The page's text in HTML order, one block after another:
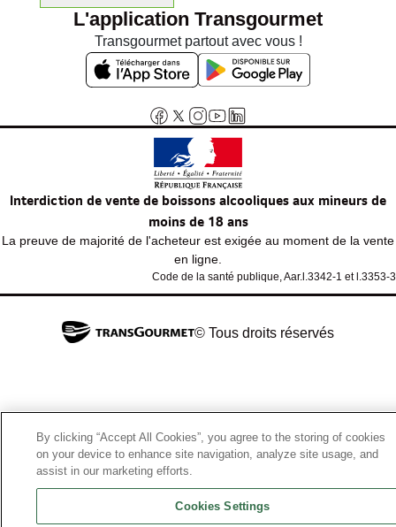
L'application Transgourmet
Transgourmet partout avec vous !
Interdiction de vente de boissons alcooliques aux mineurs de
moins de 18 ans
La preuve de majorité de l'acheteur est exigée au moment de la vente
en ligne.
Code de la santé publique, Aar.l.3342-1 et l.3353-3
© Tous droits réservés
By clicking “Accept All Cookies”, you agree to the storing of cookies
on your device to enhance site navigation, analyze site usage, and
assist in our marketing efforts.
Cookies Settings